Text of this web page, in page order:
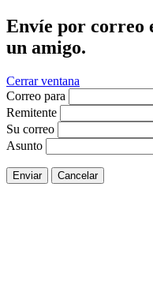
Envíe por correo
un amigo.
Cerrar ventana
Correo para
Remitente
Su correo
Asunto
Enviar Cancelar